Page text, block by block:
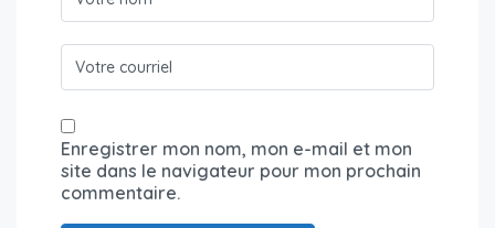
Enregistrer mon nom, mon e-mail et mon
site dans le navigateur pour mon prochain
commentaire.